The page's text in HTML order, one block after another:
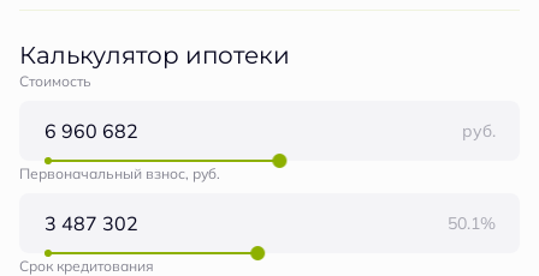
Калькулятор ипотеки
Стоимость
руб.
Первоначальный взнос, руб.
50.1%
Срок кредитования